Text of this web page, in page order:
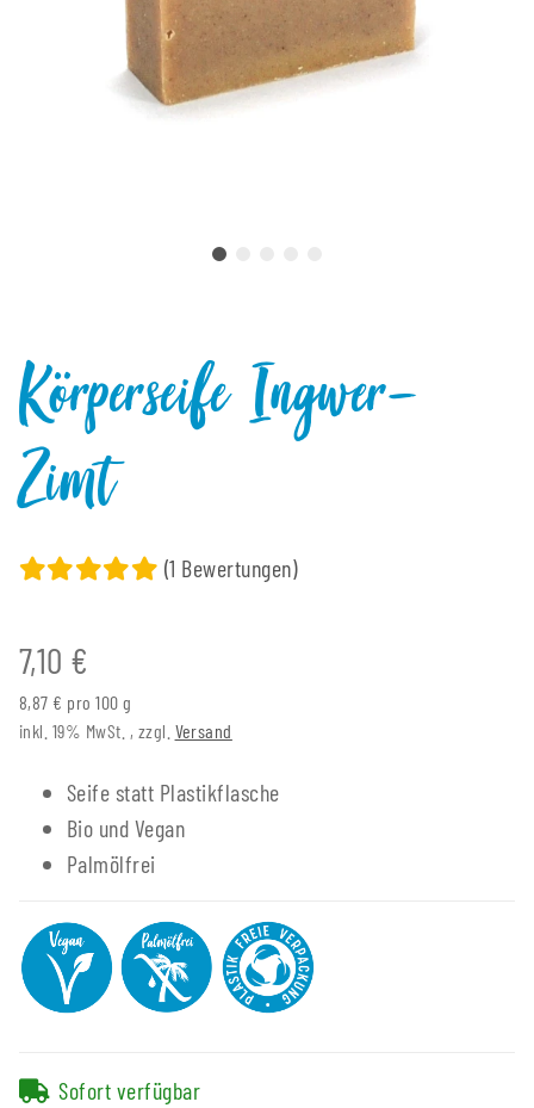
Körperseife Ingwer-
Zimt
(1 Bewertungen)
7,10 €
8,87 € pro 100 g
inkl. 19% MwSt. , zzgl. Versand
Seife statt Plastikflasche
Bio und Vegan
Palmölfrei
Sofort verfügbar